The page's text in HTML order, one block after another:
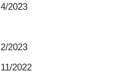
2023
2023
2022